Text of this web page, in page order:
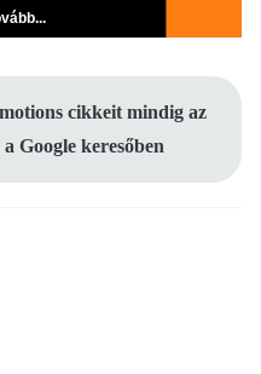
cikkeit mindig az
Google keresőben